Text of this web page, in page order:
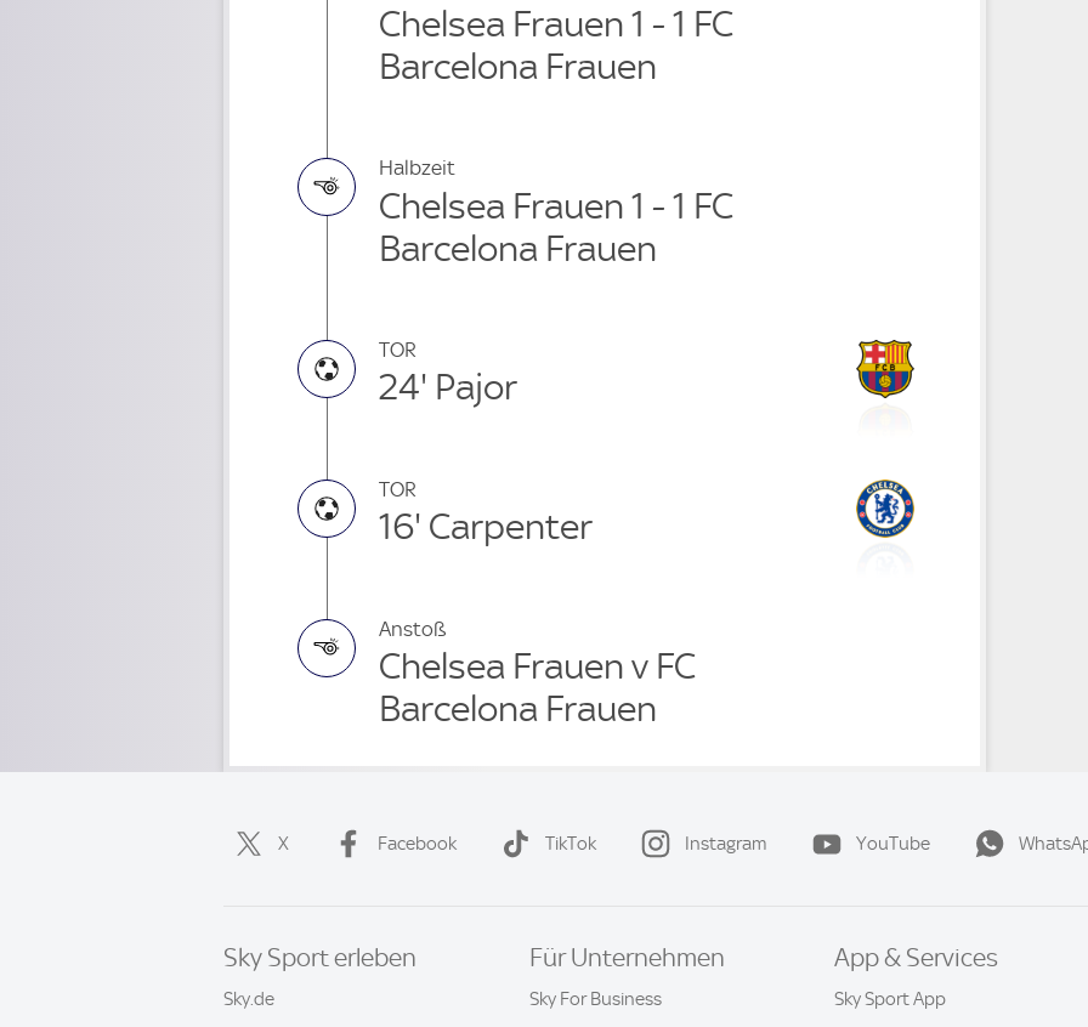
Chelsea Frauen 1 - 1 FC
Barcelona Frauen
Halbzeit
Chelsea Frauen 1 - 1 FC
Barcelona Frauen
TOR
24' Pajor
TOR
16' Carpenter
Anstoß
Chelsea Frauen v FC
Barcelona Frauen
X Facebook TikTok Instagram YouTube
Sky Sport erleben
Sky.de
Für Unternehmen
Sky For Business
App & Services
Sky Sport App